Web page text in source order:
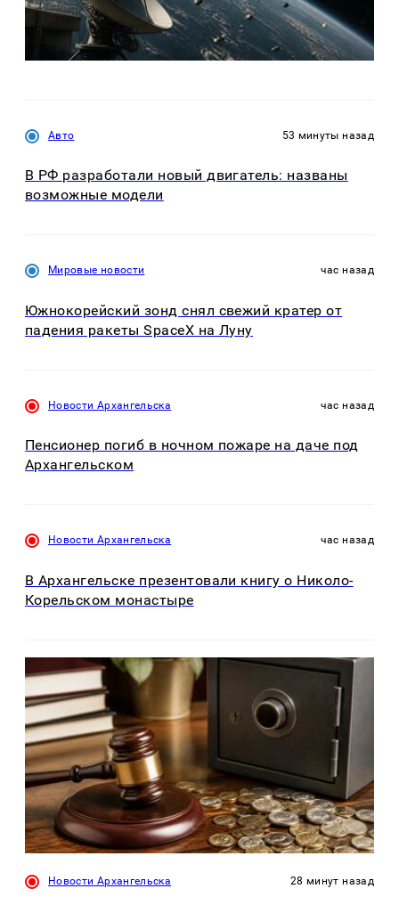
Авто 53 минуты назад
В РФ разработали новый двигатель: названы
возможные модели
Мировые новости час назад
Южнокорейский зонд снял свежий кратер от
падения ракеты SpaceX на Луну
Новости Архангельска час назад
Пенсионер погиб в ночном пожаре на даче под
Архангельском
Новости Архангельска час назад
В Архангельске презентовали книгу о Николо-
Корельском монастыре
Новости Архангельска 28 минут назад